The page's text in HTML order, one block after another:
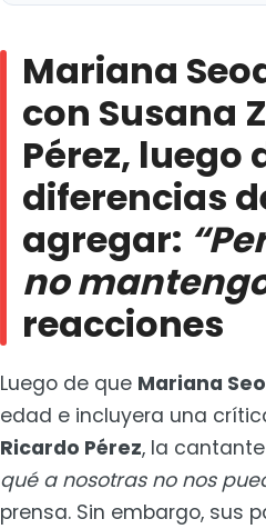
yo no soy Susana
Susana Zabaleta
Mariana
con Susana
Pérez, luego
diferencias
agregar:
no
reacciones
Luego de que Mariana
edad e incluyera una
Ricardo Pérez, la
qué a nosotras no nos
prensa. Sin embargo, sus